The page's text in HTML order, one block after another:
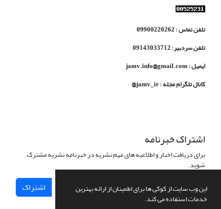
این وب سایت از کوکی ها برای اطمینان از ارائه بهترین
خدمات استفاده می کند.
تلفن تماس : 09900220262
تلفن سردبیر: 09143033712
ایمیل : jamv.info@gmail.com
کانال تلگرام مجله : jamv_ir@
اشتراک خبرنامه
برای دریافت اخبار و اطلاعیه های مهم نشریه در خبرنامه نشریه مشترک
شوید.
اشتراک